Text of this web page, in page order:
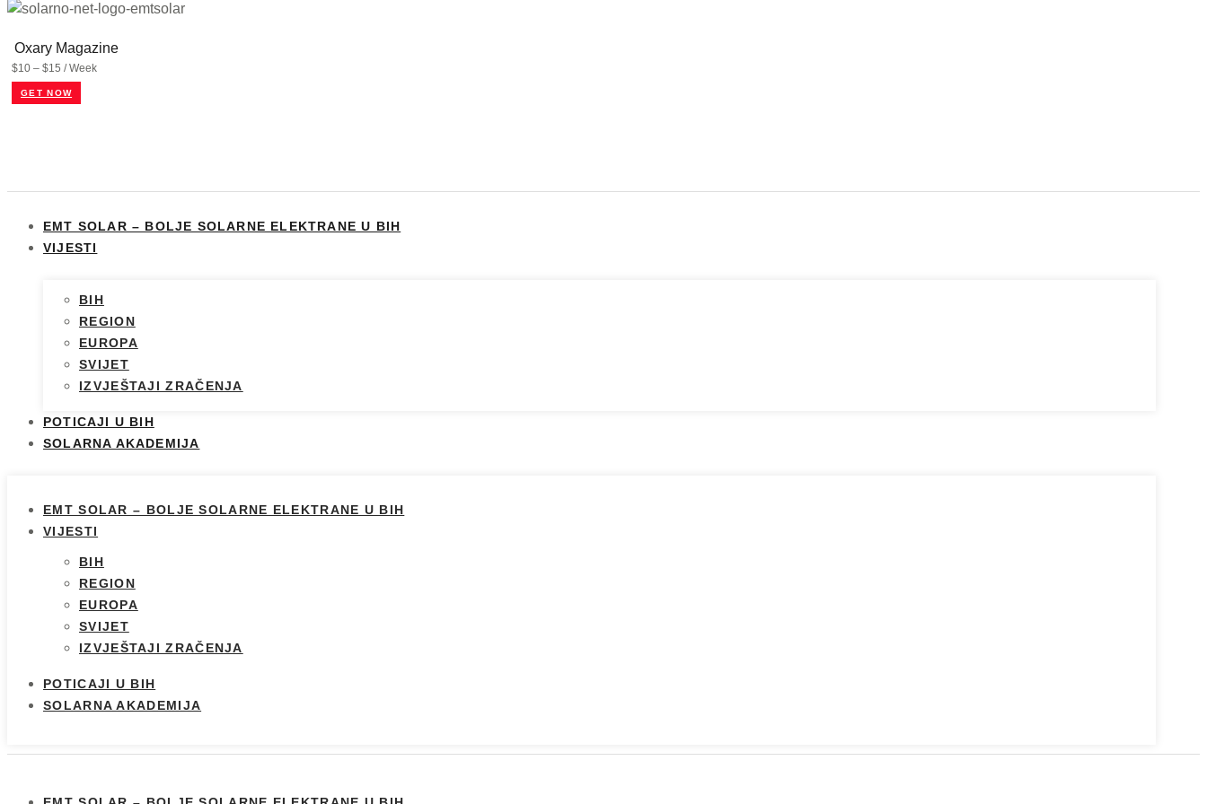
Oxary Magazine
$10 – $15 / Week
GET NOW
EMT SOLAR – BOLJE SOLARNE ELEKTRANE U BIH
VIJESTI
BIH
REGION
EUROPA
SVIJET
IZVJEŠTAJI ZRAČENJA
POTICAJI U BIH
SOLARNA AKADEMIJA
EMT SOLAR – BOLJE SOLARNE ELEKTRANE U BIH
VIJESTI
BIH
REGION
EUROPA
SVIJET
IZVJEŠTAJI ZRAČENJA
POTICAJI U BIH
SOLARNA AKADEMIJA